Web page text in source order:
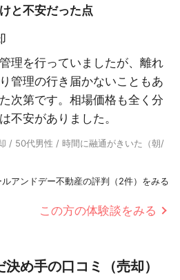
と不安だった点
理を行っていましたが、離れ
管理の行き届かないこともあ
次第です。相場価格も全く分
不安がありました。
/ 50代男性 / 時間に融通がきいた（朝/
アンドデー不動産の評判（2件）をみる
この方の体験談をみる
め手の口コミ（売却）